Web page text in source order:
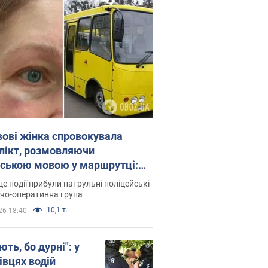
жінка спровокувала
розмовляючи
мовою у маршрутці:
склала адмінпротокол.
події прибули патрульні поліцейські
оперативна група
18:40 10,1 т.
бо дурні": у
водій